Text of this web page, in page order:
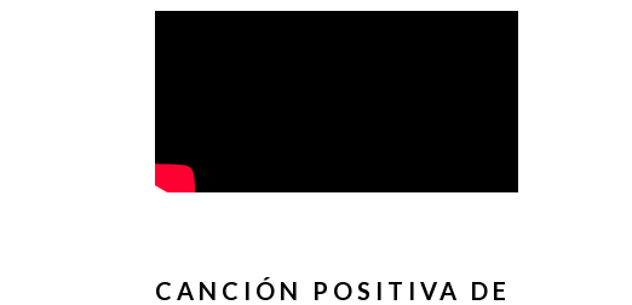
CANCIÓN POSITIVA DE